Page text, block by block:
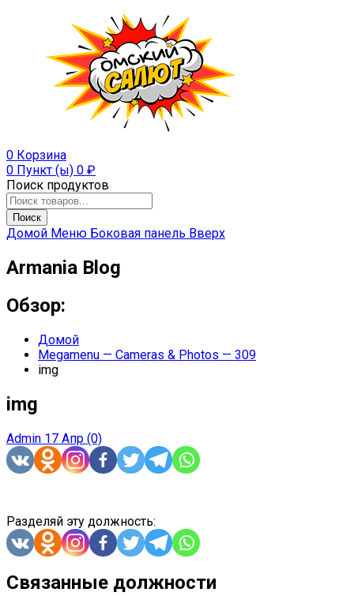
0 Корзина
0 Пункт (ы) 0 ₽
Поиск продуктов
Поиск
Домой Меню Боковая панель Вверх
Armania Blog
Обзор:
Домой
Megamenu — Cameras & Photos — 309
img
img
Admin 17 Апр (0)
Разделяй эту должность:
Связанные должности